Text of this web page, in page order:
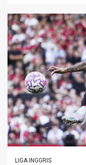
LIGA INGGRIS